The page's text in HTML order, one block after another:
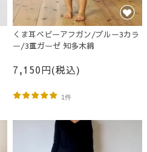
くま耳ベビーアフガン/ブルー3カラ
ー/3重ガーゼ 知多木綿
7,150円(税込)
1件